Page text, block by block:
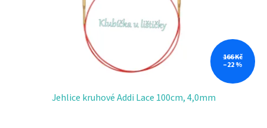
166 Kč
–22 %
Jehlice kruhové Addi Lace 100cm, 4,0mm